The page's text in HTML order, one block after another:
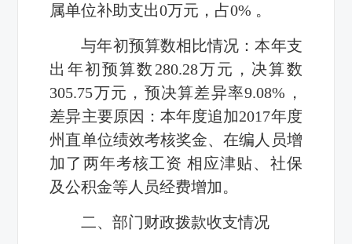
属单位补助支出0万元，占0% 。
与年初预算数相比情况：本年支
出年初预算数280.28万元，决算数
305.75万元，预决算差异率9.08%，
差异主要原因：本年度追加2017年度
州直单位绩效考核奖金、在编人员增
加了两年考核工资 相应津贴、社保
及公积金等人员经费增加。
二、部门财政拨款收支情况